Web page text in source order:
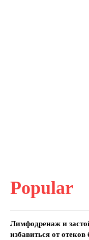
Popular
Лимфодренаж и
избавиться от отеков